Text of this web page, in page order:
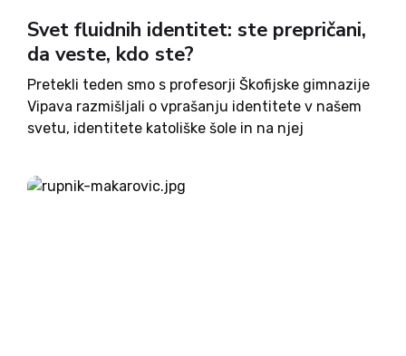
Svet fluidnih identitet: ste prepričani,
da veste, kdo ste?
Pretekli teden smo s profesorji Škofijske gimnazije
Vipava razmišljali o vprašanju identitete v našem
svetu, identitete katoliške šole in na njej
predavanje na to temo, ki postaja posebej
aktualna v času pred informativnimi dnevi in...